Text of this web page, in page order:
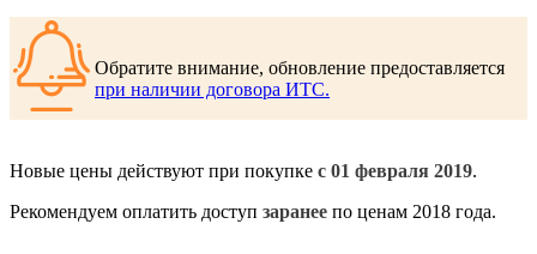
Обратите внимание, обновление предоставляется
при наличии договора ИТС.
Новые цены действуют при покупке с 01 февраля 2019.
Рекомендуем оплатить доступ заранее по ценам 2018 года.